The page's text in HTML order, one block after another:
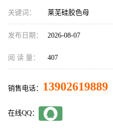
关键词： 莱芜硅胶色母
发布日期： 2026-08-07
阅 读 量： 407
销售电话： 13902619889
在线QQ：